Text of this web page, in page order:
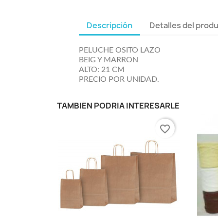
Descripción Detalles del
PELUCHE OSITO LAZO
BEIG Y MARRON
ALTO: 21 CM
PRECIO POR UNIDAD.
TAMBIÉN PODRÍA INTERESARLE
favorite_border